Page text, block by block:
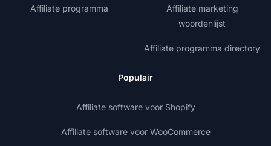
Affiliate programma
Affiliate marketing
woordenlijst
Affiliate programma directory
Populair
Affiliate software voor Shopify
Affiliate software voor WooCommerce